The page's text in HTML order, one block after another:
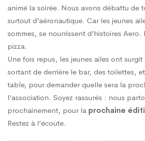
animé la soirée. Nous avons débattu de
surtout d’aéronautique. Car les jeunes
sommes, se nourrissent d’histoires Aero.
pizza.
Une fois repus, les jeunes ailes ont surgit
sortant de derrière le bar, des toilettes,
table, pour demander quelle sera la
l’association. Soyez rassurés : nous
prochainement, pour la prochaine
Restez à l’écoute.